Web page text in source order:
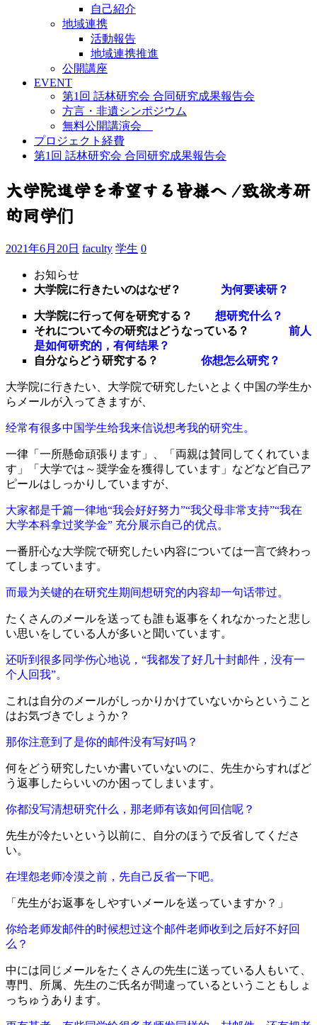
自己紹介
地域連携
活動報告
地域連携推進
公開講座
EVENT
第1回 話林研究会 合同研究成果報告会
方言・非遺シンポジウム
無料公開講演会
プロジェクト経費
第1回 話林研究会 合同研究成果報告会
大学院進学を希望する皆様へ /致欲考研
的同学们
2021年6月20日 faculty 学生 0
お知らせ
大学院に行きたいのはなぜ？ 为何要读研？
大学院に行って何を研究する？
想研究什么？
それについて今の研究はどうなっている？ 前人
是如何研究的，有何结果？
自分ならどう研究する？ 你想怎么研究？
大学院に行きたい、大学院で研究したいとよく中国の学生か
らメールが入ってきますが、
经常有很多中国学生给我来信说想考我的研究生。
一律「一所懸命頑張ります」、「両親は賛同してくれていま
す」「大学では～奨学金を獲得しています」などなど自己ア
ピールはしっかりしていますが、
大家都是千篇一律地“我会好好努力”“我父母非常支持”“我在
大学本科拿过奖学金” 充分展示自己的优点。
一番肝心な大学院で研究したい内容については一言で終わっ
てしまっています。
而最为关键的在研究生期间想研究的内容却一句话带过。
たくさんのメールを送っても誰も返事をくれなかったと悲し
い思いをしている人が多いと聞いています。
还听到很多同学伤心地说，“我都发了好几十封邮件，没有一
个人回我”。
これは自分のメールがしっかりかけていないからということ
はお気づきでしょうか？
那你注意到了是你的邮件没有写好吗？
何をどう研究したいか書いていないのに、先生からすればど
う返事したらいいのか困ってしまいます。
你都没写清想研究什么，那老师有该如何回信呢？
先生が冷たいという以前に、自分のほうで反省してくださ
い。
在埋怨老师冷漠之前，先自己反省一下吧。
「先生がお返事をしやすいメールを送っていますか？」
你给老师发邮件的时候想过这个邮件老师收到之后好不好回
么？
中には同じメールをたくさんの先生に送っている人もいて、
専門、所属、先生のご氏名が間違っているということもしょ
っちゅうあります。